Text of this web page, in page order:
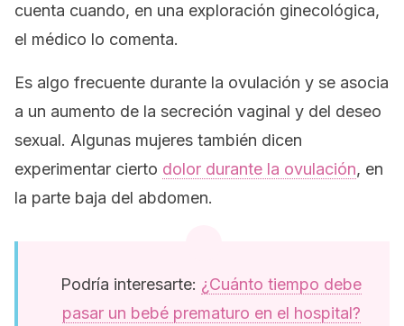
cuenta cuando, en una exploración ginecológica,
el médico lo comenta.
Es algo frecuente durante la ovulación y se asocia
a un aumento de la secreción vaginal y del deseo
sexual. Algunas mujeres también dicen
experimentar cierto dolor durante la ovulación, en
la parte baja del abdomen.
Podría interesarte: ¿Cuánto tiempo debe
pasar un bebé prematuro en el hospital?